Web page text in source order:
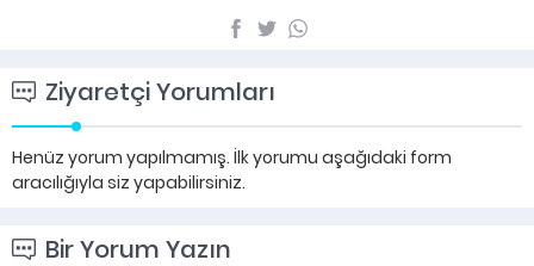
Ziyaretçi Yorumları
Henüz yorum yapılmamış. İlk yorumu aşağıdaki form
aracılığıyla siz yapabilirsiniz.
Bir Yorum Yazın